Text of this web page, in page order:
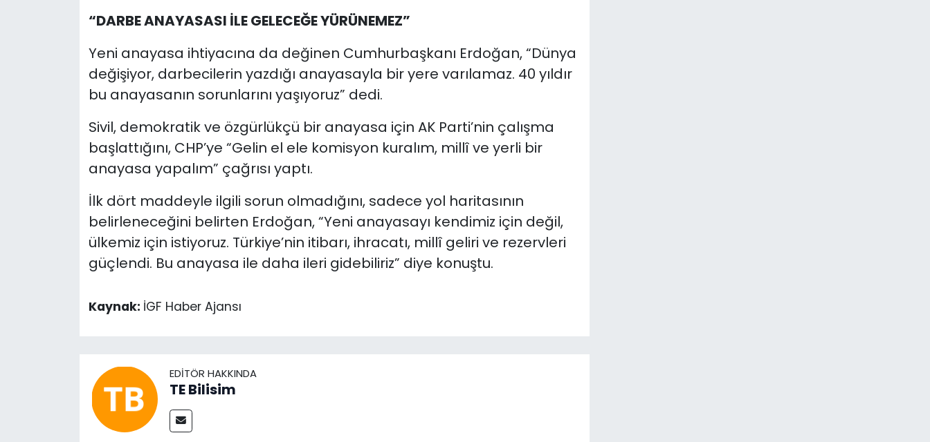
“DARBE ANAYASASI İLE GELECEĞE YÜRÜNEMEZ”
Yeni anayasa ihtiyacına da değinen Cumhurbaşkanı Erdoğan, “Dünya
değişiyor, darbecilerin yazdığı anayasayla bir yere varılamaz. 40 yıldır
bu anayasanın sorunlarını yaşıyoruz” dedi.
Sivil, demokratik ve özgürlükçü bir anayasa için AK Parti’nin çalışma
başlattığını, CHP’ye “Gelin el ele komisyon kuralım, millî ve yerli bir
anayasa yapalım” çağrısı yaptı.
İlk dört maddeyle ilgili sorun olmadığını, sadece yol haritasının
belirleneceğini belirten Erdoğan, “Yeni anayasayı kendimiz için değil,
ülkemiz için istiyoruz. Türkiye’nin itibarı, ihracatı, millî geliri ve rezervleri
güçlendi. Bu anayasa ile daha ileri gidebiliriz” diye konuştu.
Kaynak: İGF Haber Ajansı
EDITÖR HAKKINDA
TE Bilisim